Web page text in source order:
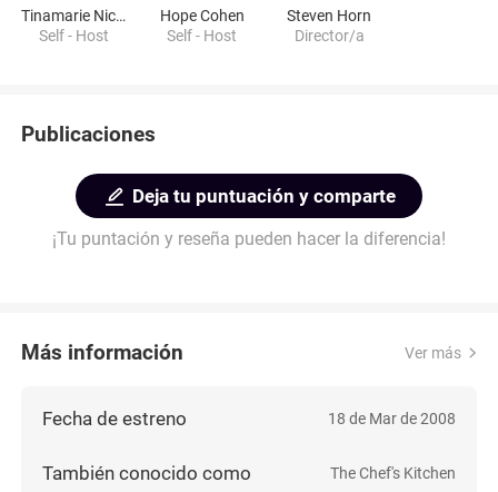
Tinamarie Nicolo
Self - Host
Hope Cohen
Self - Host
Steven Horn
Director/a
Publicaciones
Deja tu puntuación y comparte
¡Tu puntación y reseña pueden hacer la diferencia!
Más información Ver más
Fecha de estreno 18 de Mar de 2008
También conocido como The Chef's Kitchen